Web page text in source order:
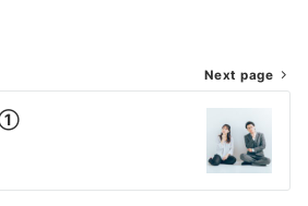
Next page
①